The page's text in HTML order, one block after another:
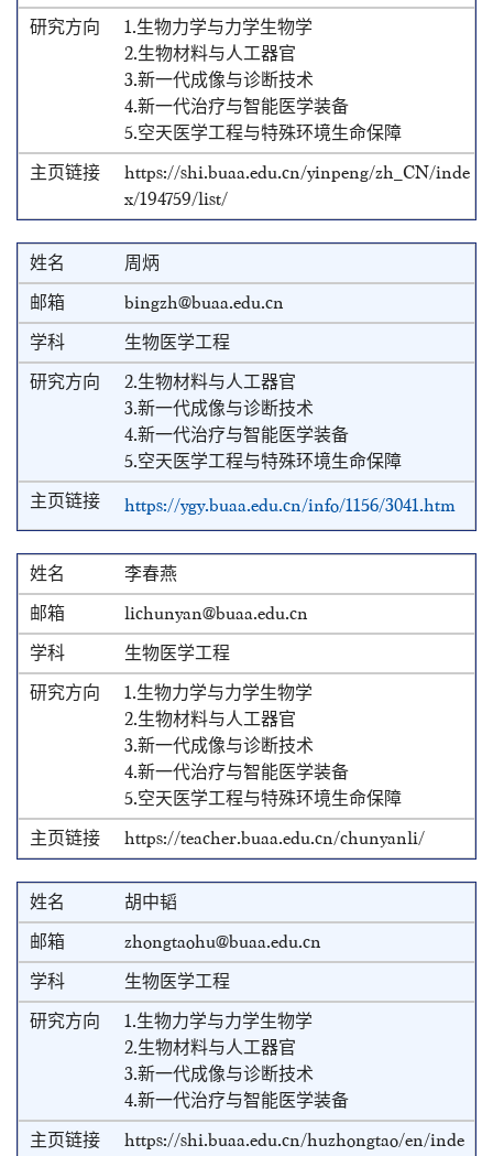
1.生物力学与力学生物学
2.生物材料与人工器官
3.新一代成像与诊断技术
4.新一代治疗与智能医学装备
5.空天医学工程与特殊环境生命保障
https://shi.buaa.edu.cn/yinpeng/zh_CN/inde
x/194759/list/
周炳
bingzh@buaa.edu.cn
生物医学工程
2.生物材料与人工器官
3.新一代成像与诊断技术
4.新一代治疗与智能医学装备
5.空天医学工程与特殊环境生命保障
https://ygy.buaa.edu.cn/info/1156/3041.htm
李春燕
lichunyan@buaa.edu.cn
生物医学工程
1.生物力学与力学生物学
2.生物材料与人工器官
3.新一代成像与诊断技术
4.新一代治疗与智能医学装备
5.空天医学工程与特殊环境生命保障
https://teacher.buaa.edu.cn/chunyanli/
胡中韬
zhongtaohu@buaa.edu.cn
生物医学工程
1.生物力学与力学生物学
2.生物材料与人工器官
3.新一代成像与诊断技术
4.新一代治疗与智能医学装备
https://shi.buaa.edu.cn/huzhongtao/en/inde